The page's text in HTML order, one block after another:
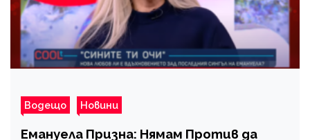
Водещо Новини
Емануела Призна: Нямам Против да